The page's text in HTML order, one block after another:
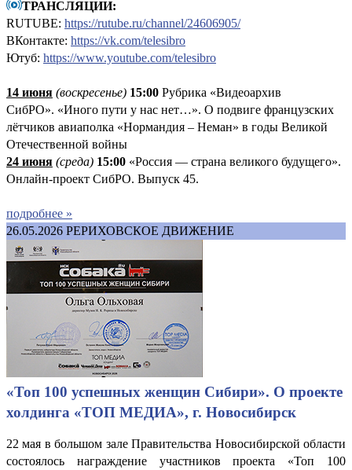
ТРАНСЛЯЦИИ:
RUTUBE: https://rutube.ru/channel/24606905/
ВКонтакте: https://vk.com/telesibro
Ютуб: https://www.youtube.com/telesibro
14 июня (воскресенье) 15:00 Рубрика «Видеоархив
СибРО». «Иного пути у нас нет…». О подвиге французских
лётчиков авиаполка «Нормандия – Неман» в годы Великой
Отечественной войны
24 июня (среда) 15:00 «Россия — страна великого будущего».
Онлайн-проект СибРО. Выпуск 45.
подробнее »
26.05.2026 РЕРИХОВСКОЕ ДВИЖЕНИЕ
«Топ 100 успешных женщин Сибири». О проекте
холдинга «ТОП МЕДИА», г. Новосибирск
22 мая в большом зале Правительства Новосибирской области
состоялось награждение участников проекта «Топ 100